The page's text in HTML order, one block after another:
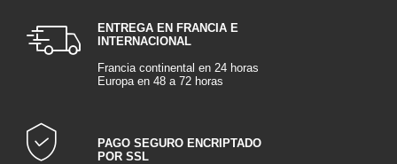
ENTREGA EN FRANCIA E
INTERNACIONAL
Francia continental en 24 horas
Europa en 48 a 72 horas
PAGO SEGURO ENCRIPTADO
POR SSL